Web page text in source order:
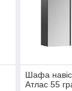
Шафа
Атлас 55